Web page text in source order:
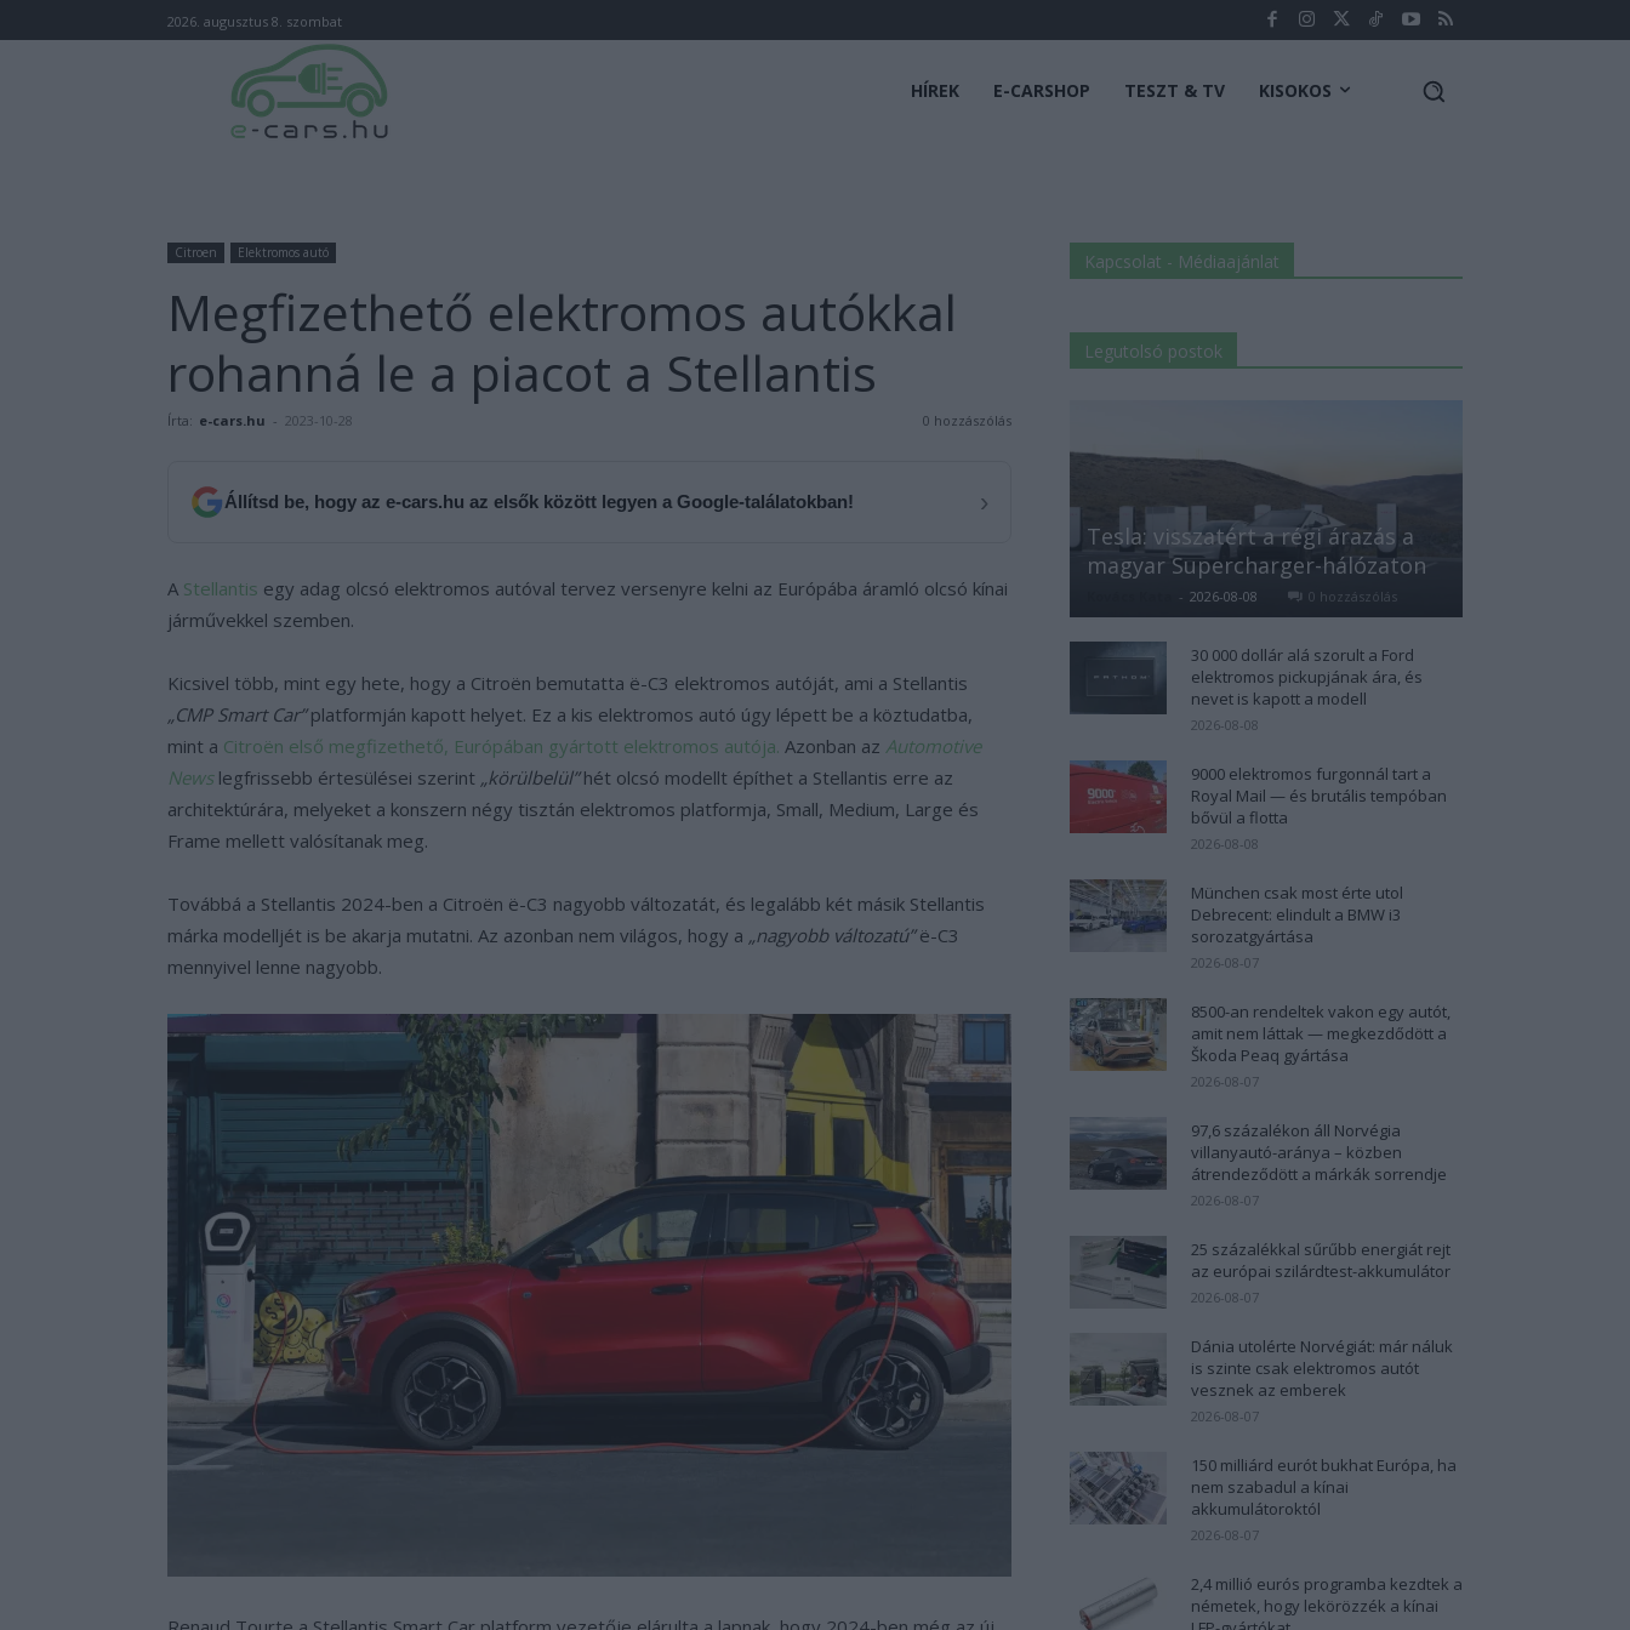
2026. augusztus 8. szombat
HÍREK E-CARSHOP TESZT & TV KISOKOS
Citroen Elektromos autó
Megfizethető elektromos autókkal
rohanná le a piacot a Stellantis
Írta: e-cars.hu - 2023-10-28 0 hozzászólás
Állítsd be, hogy az e-cars.hu az elsők között legyen a Google-találatokban! ›
A Stellantis egy adag olcsó elektromos autóval tervez versenyre kelni az Európába áramló olcsó kínai
járművekkel szemben.
Kicsivel több, mint egy hete, hogy a Citroën bemutatta ë-C3 elektromos autóját, ami a Stellantis
„CMP Smart Car”platformján kapott helyet. Ez a kis elektromos autó úgy lépett be a köztudatba,
mint a Citroën első megfizethető, Európában gyártott elektromos autója. Azonban az Automotive
Newslegfrissebb értesülései szerint „körülbelül”hét olcsó modellt építhet a Stellantis erre az
architektúrára, melyeket a konszern négy tisztán elektromos platformja, Small, Medium, Large és
Frame mellett valósítanak meg.
Továbbá a Stellantis 2024-ben a Citroën ë-C3 nagyobb változatát, és legalább két másik Stellantis
márka modelljét is be akarja mutatni. Az azonban nem világos, hogy a „nagyobb változatú”ë-C3
mennyivel lenne nagyobb.
Kapcsolat - Médiaajánlat
Legutolsó postok
Tesla: visszatért a régi árazás a
magyar Supercharger-hálózaton
- 2026-08-08 0 hozzászólás
30 000 dollár alá szorult a Ford
elektromos pickupjának ára, és
nevet is kapott a modell
2026-08-08
9000 elektromos furgonnál tart a
Royal Mail — és brutális tempóban
bővül a flotta
2026-08-08
München csak most érte utol
Debrecent: elindult a BMW i3
sorozatgyártása
2026-08-07
8500-an rendeltek vakon egy autót,
amit nem láttak — megkezdődött a
Škoda Peaq gyártása
2026-08-07
97,6 százalékon áll Norvégia
villanyautó-aránya – közben
átrendeződött a márkák sorrendje
2026-08-07
25 százalékkal sűrűbb energiát rejt
az európai szilárdtest-akkumulátor
2026-08-07
Dánia utolérte Norvégiát: már náluk
is szinte csak elektromos autót
vesznek az emberek
2026-08-07
150 milliárd eurót bukhat Európa, ha
nem szabadul a kínai
akkumulátoroktól
2026-08-07
2,4 millió eurós programba kezdtek a
németek, hogy lekörözzék a kínai